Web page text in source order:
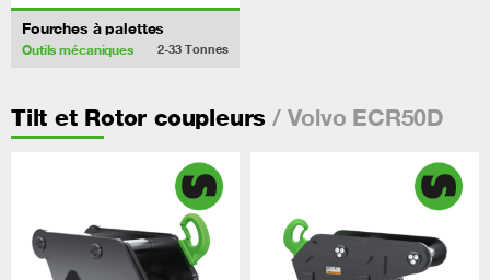
Fourches à palettes
Outils mécaniques 2-33 Tonnes
Tilt et Rotor coupleurs / Volvo ECR50D